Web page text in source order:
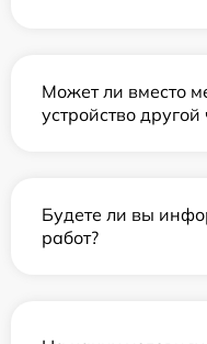
Может ли вместо
устройство другой
Будете ли вы
работ?